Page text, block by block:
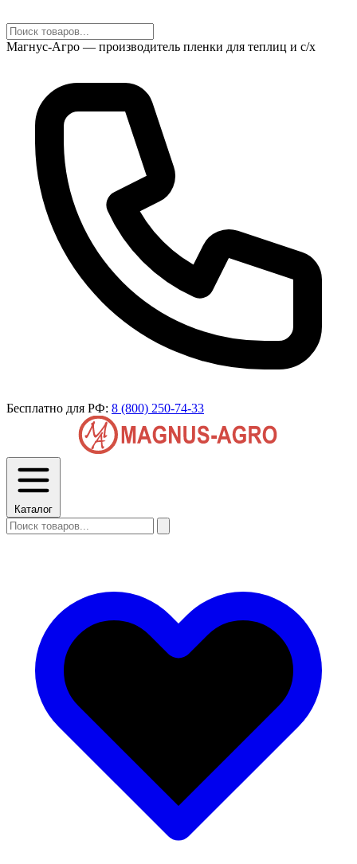
Магнус-Агро — производитель пленки для теплиц и с/х
Бесплатно для РФ: 8 (800) 250-74-33
Каталог